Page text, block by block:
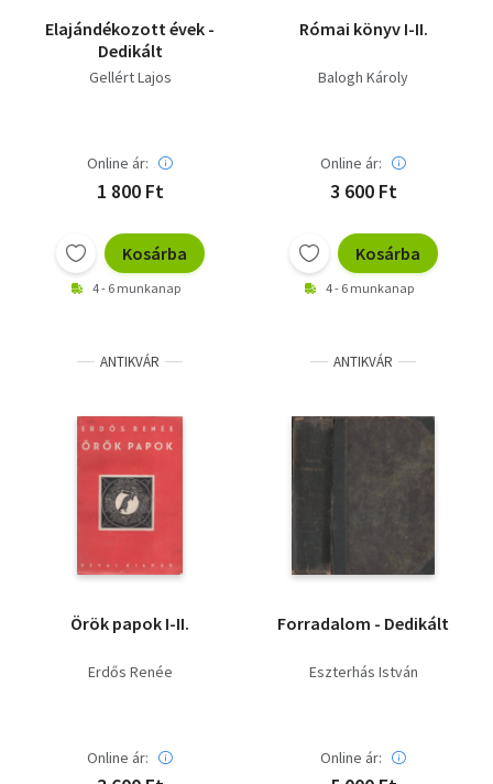
Elajándékozott évek -
Dedikált
Gellért Lajos
Online ár:
1 800 Ft
Kosárba
4 - 6 munkanap
Római könyv I-II.
Balogh Károly
Online ár:
3 600 Ft
Kosárba
4 - 6 munkanap
ANTIKVÁR
Örök papok I-II.
Erdős Renée
Online ár:
ANTIKVÁR
Forradalom - Dedikált
Eszterhás István
Online ár: